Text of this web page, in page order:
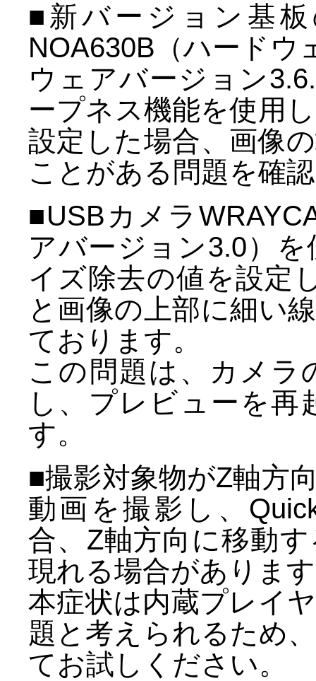
■新バージョン基板
NOA630B（ハードウ
ウェアバージョン
ープネス機能を使用
設定した場合、画像
ことがある問題を確
■USBカメラ
アバージョン3.0）
イズ除去の値を設定
と画像の上部に細い
ております。
この問題は、カメラ
し、プレビューを再
す。
■撮影対象物がZ軸方
動画を撮影し、
合、Z軸方向に移動
現れる場合がありま
本症状は内蔵プレイ
題と考えられるため
てお試しください。